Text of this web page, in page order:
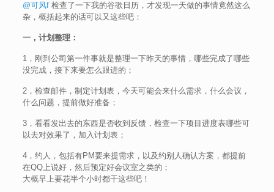
@可风f检查了一下我的谷歌日历，才发现一天做的事情竟然这么
杂，概括起来的话可以又这些吧：
一，计划整理：
1，刚到公司第一件事就是整理一下昨天的事情，哪些完成了哪些
没完成，接下来要怎么跟进的；
2，检查邮件，制定计划表，今天可能会来什么需求，什么会议，
什么问题，提前做好准备；
3，看看发出去的东西是否收到反馈，检查一下项目进度表哪些可
以去对效果了，加入计划表；
4，约人，包括有PM要来提需求，以及约别人确认方案，都提前
在QQ上说好，然后预定好会议室之类的；
大概早上要花半个小时都干这些吧！